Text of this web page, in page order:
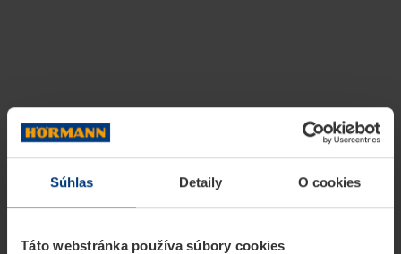
Súhlas Detaily O cookies
Táto webstránka používa súbory cookies